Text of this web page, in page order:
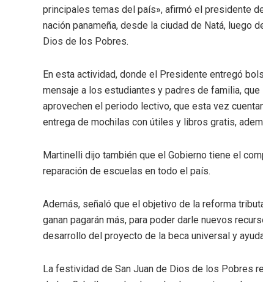
principales temas del país», afirmó el presidente
nación panameña, desde la ciudad de Natá, luego
Dios de los Pobres.
En esta actividad, donde el Presidente entregó
mensaje a los estudiantes y padres de familia,
aprovechen el periodo lectivo, que esta vez
entrega de mochilas con útiles y libros gratis,
Martinelli dijo también que el Gobierno tiene el
reparación de escuelas en todo el país.
Además, señaló que el objetivo de la reforma
ganan pagarán más, para poder darle nuevos
desarrollo del proyecto de la beca universal y
La festividad de San Juan de Dios de los Pobres